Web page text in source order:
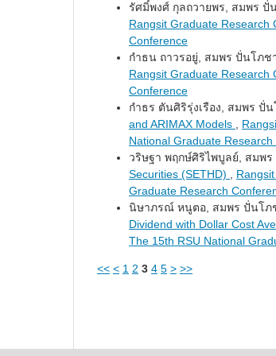
รัศมิ์พงศ์ กุลถวายพร, สมพร ปั่
Rangsit Graduate Research
Conference
กำธน ถาวรอยู่, สมพร ปั่นโภชา
Rangsit Graduate Research
Conference
กำธร ตันศิริรุ่งเรือง, สมพร ปั่น
and ARIMAX Models
National Graduate
วริษฐา พฤกษ์ศิริไพบูลย์, สมพร
Securities (SETHD)
Graduate Research
นิษาภรณ์ หนูตอ, สมพร ปั่นโภ
Dividend with Dollar Cost
The 15th RSU National
<< < 1 2 3 4 5 > >>